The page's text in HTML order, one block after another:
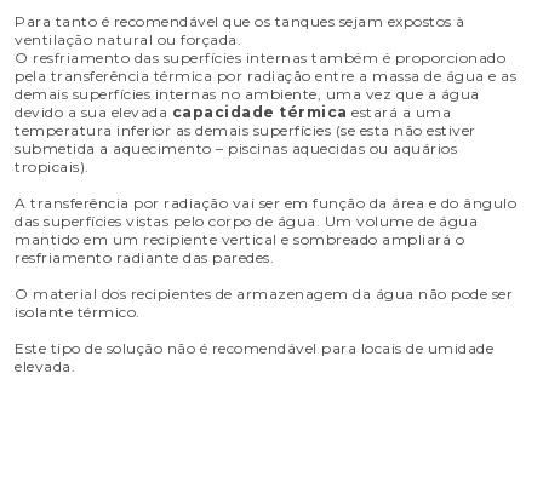
Para tanto é recomendável que os tanques sejam expostos à
ventilação natural ou forçada.
O resfriamento das superfícies internas também é proporcionado
pela transferência térmica por radiação entre a massa de água e as
demais superfícies internas no ambiente, uma vez que a água
devido a sua elevada capacidade térmica estará a uma
temperatura inferior as demais superfícies (se esta não estiver
submetida a aquecimento – piscinas aquecidas ou aquários
tropicais).
A transferência por radiação vai ser em função da área e do ângulo
das superfícies vistas pelo corpo de água. Um volume de água
mantido em um recipiente vertical e sombreado ampliará o
resfriamento radiante das paredes.
O material dos recipientes de armazenagem da água não pode ser
isolante térmico.
Este tipo de solução não é recomendável para locais de umidade
elevada.